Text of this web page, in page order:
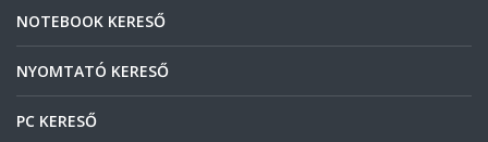
NOTEBOOK KERESŐ
NYOMTATÓ KERESŐ
PC KERESŐ